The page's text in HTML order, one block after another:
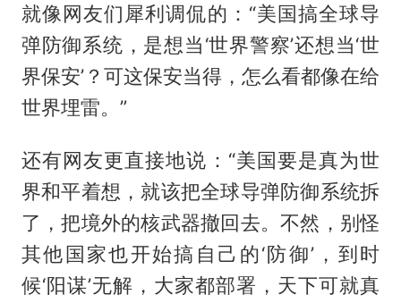
就像网友们犀利调侃的：“美国搞全球导
弹防御系统，是想当‘世界警察’还想当‘世
界保安’？可这保安当得，怎么看都像在给
世界埋雷。”
还有网友更直接地说：“美国要是真为世
界和平着想，就该把全球导弹防御系统拆
了，把境外的核武器撤回去。不然，别怪
其他国家也开始搞自己的‘防御’，到时
候‘阳谋’无解，大家都部署，天下可就真